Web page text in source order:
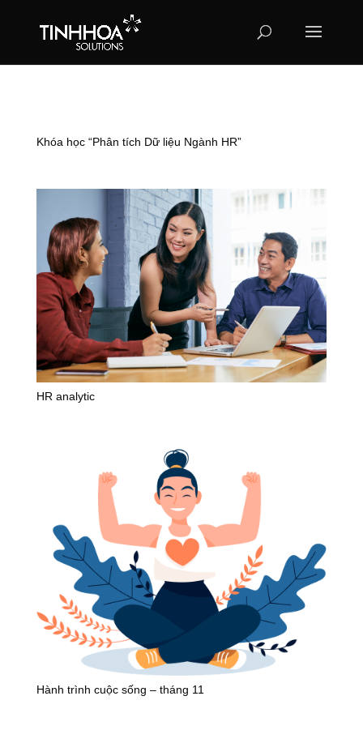
Khóa học “Phân tích Dữ liệu Ngành HR”
HR analytic
Hành trình cuộc sống – tháng 11